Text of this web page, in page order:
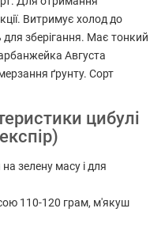
Витримує холод до
для зберігання. Має тонкий
Августа
ґрунту. Сорт
цибулі
зелену масу і для
110-120 грам, м'якуш